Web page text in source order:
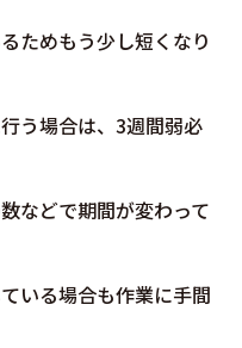
ためもう少し短くなり
う場合は、3週間弱必
などで期間が変わって
いる場合も作業に手間